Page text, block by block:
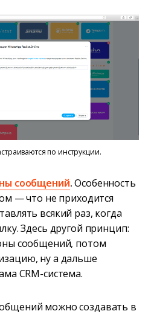
по инструкции.
сообщений.Особенность
— что не приходится
всякий раз, когда
Здесь другой принцип:
сообщений, потом
ну а дальше
CRM-система.
можно создавать в